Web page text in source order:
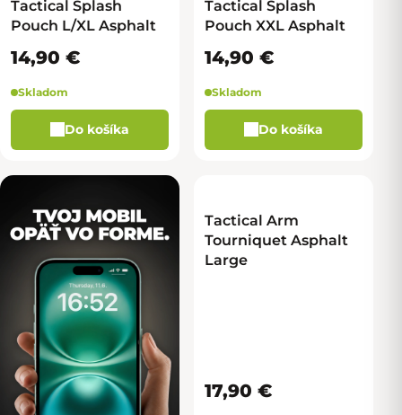
Tactical Splash
Pouch L/XL Asphalt
14,90 €
Skladom
Do košíka
Tactical Splash
Pouch XXL Asphalt
14,90 €
Skladom
Do košíka
Tactical Arm
Tourniquet Asphalt
Large
17,90 €